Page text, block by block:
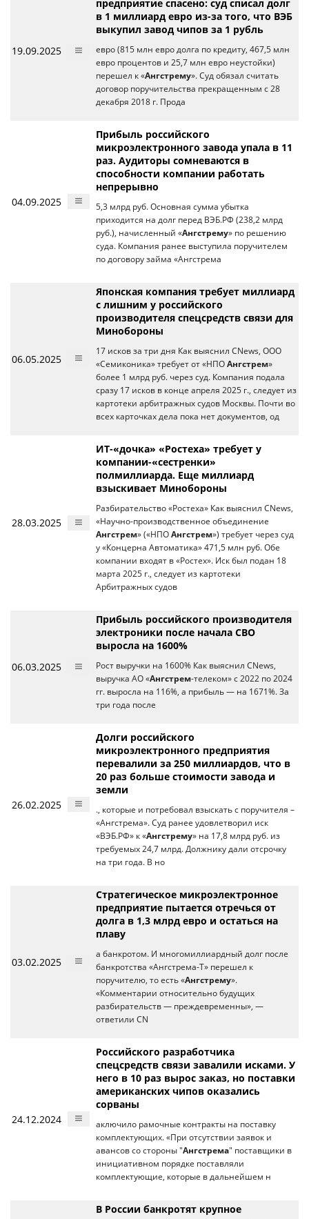
19.09.2025
предприятие спасено: суд списал долг
в 1 миллиард евро из-за того, что ВЭБ
выкупил завод чипов за 1 рубль
евро (815 млн евро долга по кредиту, 467,5 млн
евро процентов и 25,7 млн евро неустойки)
перешел к «Ангстрему». Суд обязал считать
договор поручительства прекращенным с 28
декабря 2018 г. Прода
04.09.2025
Прибыль российского
микроэлектронного завода упала в 11
раз. Аудиторы сомневаются в
способности компании работать
непрерывно
5,3 млрд руб. Основная сумма убытка
приходится на долг перед ВЭБ.РФ (238,2 млрд
руб.), начисленный «Ангстрему» по решению
суда. Компания ранее выступила поручителем
по договору займа «Ангстрема
06.05.2025
Японская компания требует миллиард
с лишним у российского
производителя спецсредств связи для
Минобороны
17 исков за три дня Как выяснил CNews, ООО
«Семиконика» требует от «НПО Ангстрем»
более 1 млрд руб. через суд. Компания подала
сразу 17 исков в конце апреля 2025 г., следует из
картотеки арбитражных судов Москвы. Почти во
всех карточках дела пока нет документов, од
28.03.2025
ИТ-«дочка» «Ростеха» требует у
компании-«сестренки»
полмиллиарда. Еще миллиард
взыскивает Минобороны
Разбирательство «Ростеха» Как выяснил CNews,
«Научно-производственное объединение
Ангстрем» («НПО Ангстрем») требует через суд
у «Концерна Автоматика» 471,5 млн руб. Обе
компании входят в «Ростех». Иск был подан 18
марта 2025 г., следует из картотеки
Арбитражных судов
06.03.2025
Прибыль российского производителя
электроники после начала СВО
выросла на 1600%
Рост выручки на 1600% Как выяснил CNews,
выручка АО «Ангстрем-телеком» с 2022 по 2024
гг. выросла на 116%, а прибыль — на 1671%. За
три года после
26.02.2025
Долги российского
микроэлектронного предприятия
перевалили за 250 миллиардов, что в
20 раз больше стоимости завода и
земли
., которые и потребовал взыскать с поручителя –
«Ангстрема». Суд ранее удовлетворил иск
«ВЭБ.РФ» к «Ангстрему» на 17,8 млрд руб. из
требуемых 24,7 млрд. Должнику дали отсрочку
на три года. В но
03.02.2025
Стратегическое микроэлектронное
предприятие пытается отречься от
долга в 1,3 млрд евро и остаться на
плаву
а банкротом. И многомиллиардный долг после
банкротства «Ангстрема-Т» перешел к
поручителю, то есть «Ангстрему».
«Комментарии относительно будущих
разбирательств — преждевременны», —
ответили CN
24.12.2024
Российского разработчика
спецсредств связи завалили исками. У
него в 10 раз вырос заказ, но поставки
американских чипов оказались
сорваны
аключило рамочные контракты на поставку
комплектующих. «При отсутствии заявок и
авансов со стороны "Ангстрема" поставщики в
инициативном порядке поставляли
комплектующие, которые в дальнейшем н
В России банкротят крупное